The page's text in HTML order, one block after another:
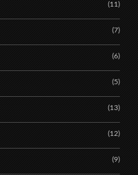
(11)
(7)
(6)
(5)
(13)
(12)
(9)